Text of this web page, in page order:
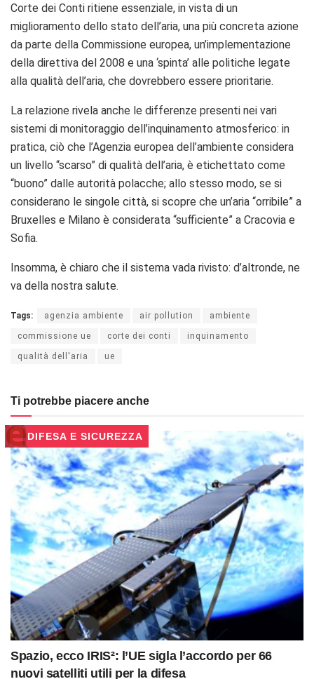
Corte dei Conti ritiene essenziale, in vista di un
miglioramento dello stato dell’aria, una più concreta azione
da parte della Commissione europea, un’implementazione
della direttiva del 2008 e una ‘spinta’ alle politiche legate
alla qualità dell’aria, che dovrebbero essere prioritarie.
La relazione rivela anche le differenze presenti nei vari
sistemi di monitoraggio dell’inquinamento atmosferico: in
pratica, ciò che l’Agenzia europea dell’ambiente considera
un livello “scarso” di qualità dell’aria, è etichettato come
“buono” dalle autorità polacche; allo stesso modo, se si
considerano le singole città, si scopre che un’aria “orribile” a
Bruxelles e Milano è considerata “sufficiente” a Cracovia e
Sofia.
Insomma, è chiaro che il sistema vada rivisto: d’altronde, ne
va della nostra salute.
Tags: agenzia ambiente air pollution ambiente
commissione ue corte dei conti inquinamento
qualità dell'aria ue
Ti potrebbe piacere anche
DIFESA E SICUREZZA
Spazio, ecco IRIS²: l’UE sigla l’accordo per 66
nuovi satelliti utili per la difesa